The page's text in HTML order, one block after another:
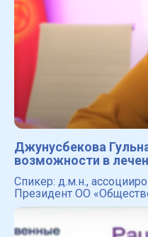
Джунусбекова
возможности в
Спикер: д.м.н.,
Президент ОО
артериальной
профилактике»,
Казахского медици